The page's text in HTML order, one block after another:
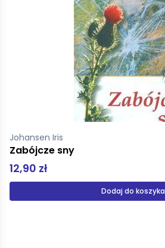
Johansen Iris
Zabójcze sny
12,90 zł
Dodaj do koszyka